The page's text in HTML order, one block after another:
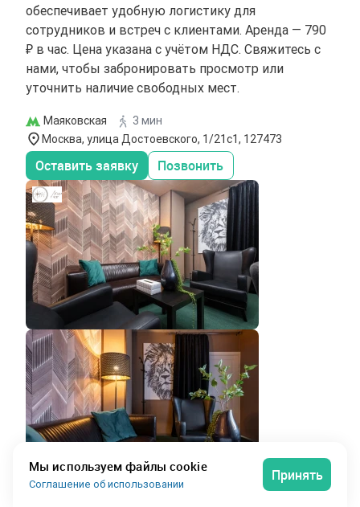
обеспечивает удобную логистику для
сотрудников и встреч с клиентами. Аренда — 790
₽ в час. Цена указана с учётом НДС. Свяжитесь с
нами, чтобы забронировать просмотр или
уточнить наличие свободных мест.
Маяковская
3 мин
Москва, улица Достоевского, 1/21с1, 127473
Оставить заявку Позвонить
Мы используем файлы cookie
Соглашение об использовании
Принять